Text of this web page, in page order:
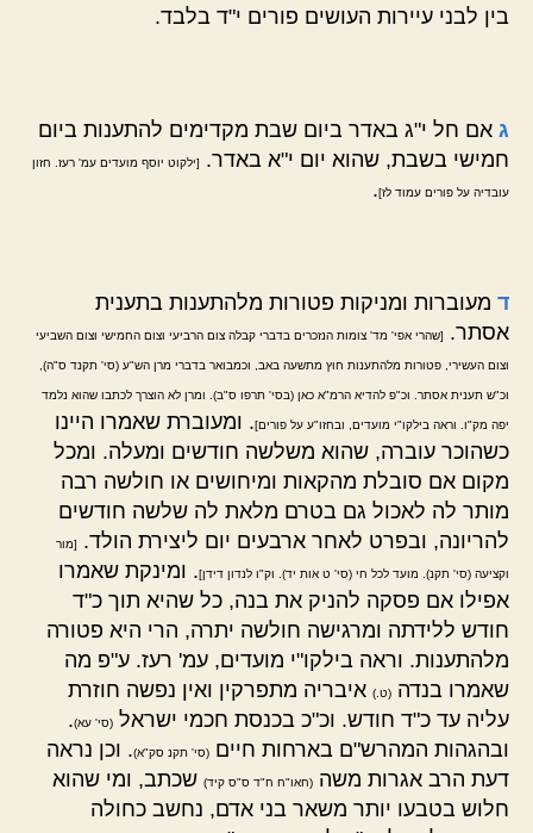
בין לבני עיירות העושים פורים י"ד בלבד.
ג אם חל י"ג באדר ביום שבת מקדימים להתענות ביום
חמישי בשבת, שהוא יום י"א באדר.
[ילקוט יוסף מועדים עמ' רעז. חזון
עובדיה על פורים עמוד לז].
ד מעוברות ומניקות פטורות מלהתענות בתענית
אסתר.
[שהרי אפי' מד' צומות הנזכרים בדברי קבלה צום הרביעי וצום החמישי וצום השביעי
וצום העשירי, פטורות מלהתענות חוץ מתשעה באב, וכמבואר בדברי מרן הש"ע (סי' תקנד ס"ה),
וכ"ש תענית אסתר. וכ"פ להדיא הרמ"א כאן (בסי' תרפו ס"ב). ומרן לא הוצרך לכתבו שהוא נלמד
יפה מק"ו. וראה בילקו"י מועדים, ובחזו"ע על פורים]. ומעוברת שאמרו היינו
כשהוכר עוברה, שהוא משלשה חודשים ומעלה. ומכל
מקום אם סובלת מהקאות ומיחושים או חולשה רבה
מותר לה לאכול גם בטרם מלאת לה שלשה חודשים
להריונה, ובפרט לאחר ארבעים יום ליצירת הולד.
[מור
וקציעה (סי' תקנ). מועד לכל חי (סי' ט אות יד). וק"ו לנדון דידן]. ומינקת שאמרו
אפילו אם פסקה להניק את בנה, כל שהיא תוך כ"ד
חודש ללידתה ומרגישה חולשה יתרה, הרי היא פטורה
מלהתענות. וראה בילקו"י מועדים, עמ' רעז. ע"פ מה
שאמרו בנדה (ט.) איבריה מתפרקין ואין נפשה חוזרת
עליה עד כ"ד חודש. וכ"כ בכנסת חכמי ישראל (סי' עא).
ובהגהות המהרש"ם בארחות חיים (סי' תקנ סק"א). וכן נראה
דעת הרב אגרות משה (חאו"ח ח"ד ס"ס קיד) שכתב, ומי שהוא
חלוש בטבעו יותר משאר בני אדם, נחשב כחולה